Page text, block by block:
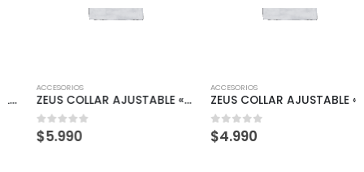
ACCESORIOS
ZEUS COLLAR AJUSTABLE «L» AZUL DENIM
out of 5
5.990
ACCESORIOS
ZEUS COLLAR AJUSTABLE «M» GRAFITO
out of 5
4.990